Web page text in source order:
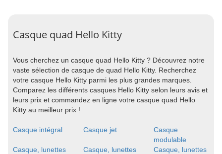
Casque quad Hello Kitty
Vous cherchez un casque quad Hello Kitty ? Découvrez notre
vaste sélection de casque de quad Hello Kitty. Recherchez
votre casque Hello Kitty parmi les plus grandes marques.
Comparez les différents casques Hello Kitty selon leurs avis et
leurs prix et commandez en ligne votre casque quad Hello
Kitty au meilleur prix !
Casque intégral Casque jet
Casque
modulable
Casque, lunettes
Casque, lunettes
Casque, lunettes